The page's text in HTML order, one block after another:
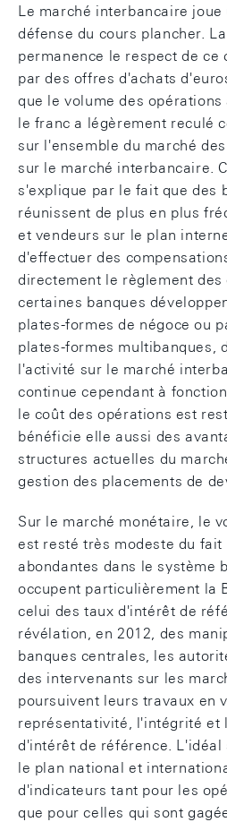
Le marché interbancaire
défense du cours plancher.
permanence le respect de ce
par des offres d'achats
que le volume des
le franc a légèrement reculé
sur l'ensemble du marché
sur le marché interbancaire.
s'explique par le fait que des
réunissent de plus en plus
et vendeurs sur le plan
d'effectuer des
directement le règlement des
certaines banques
plates-formes de négoce ou
plates-formes multibanques,
l'activité sur le marché
continue cependant à
le coût des opérations est
bénéficie elle aussi des
structures actuelles du
gestion des placements de
Sur le marché monétaire, le
est resté très modeste du fait
abondantes dans le système
occupent particulièrement la
celui des taux d'intérêt de
révélation, en 2012, des
banques centrales, les
des intervenants sur les
poursuivent leurs travaux en
représentativité, l'intégrité et
d'intérêt de référence. L'idéal
le plan national et
d'indicateurs tant pour les
que pour celles qui sont